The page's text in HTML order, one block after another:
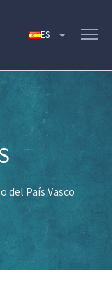
del País Vasco